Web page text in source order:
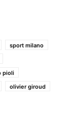
sport milano
pioli
olivier giroud